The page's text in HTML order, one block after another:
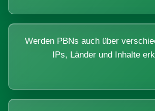
Werden PBNs auch über
IPs, Länder und Inhalte